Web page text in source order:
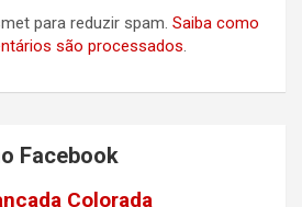
para reduzir spam. Saiba como
são processados.
Facebook
Colorada